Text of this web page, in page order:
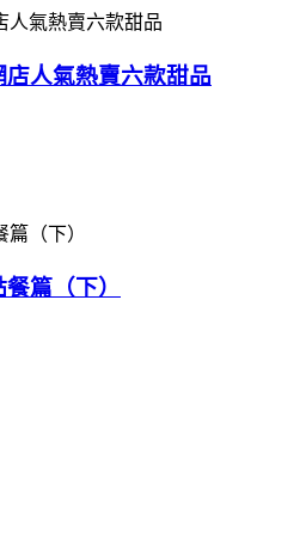
店人氣熱賣六款甜品
篇（下）